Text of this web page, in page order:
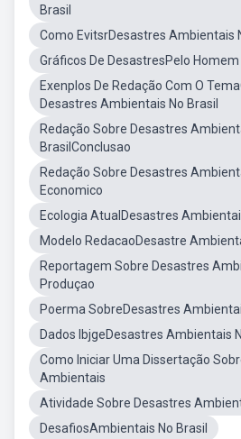
Brasil
Como EvitsrDesastres Ambientais
Gráficos De DesastresPelo
Exenplos De Redação Com O
Desastres Ambientais No Brasil
Redação Sobre Desastres
BrasilConclusao
Redação Sobre Desastres
Economico
Ecologia AtualDesastres
Modelo RedacaoDesastre
Reportagem Sobre Desastres
Produçao
Poerma SobreDesastres
Dados IbjgeDesastres Ambientais
Como Iniciar Uma Dissertação
Ambientais
Atividade Sobre Desastres
DesafiosAmbientais No Brasil